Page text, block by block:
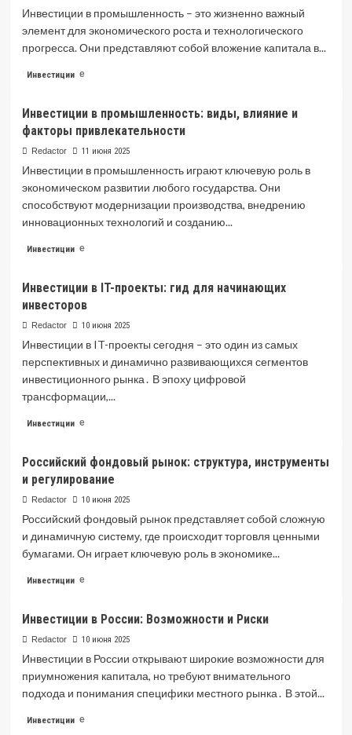
Инвестиции в промышленность – это жизненно важный
элемент для экономического роста и технологического
прогресса. Они представляют собой вложение капитала в...
Читать далееRead
Инвестиции
в
промышленность:
факторы
и
перспективы
Инвестиции
Инвестиции в промышленность: виды, влияние и
факторы привлекательности
Redactor 11 июня 2025
Инвестиции в промышленность играют ключевую роль в
экономическом развитии любого государства. Они
способствуют модернизации производства, внедрению
инновационных технологий и созданию...
Читать далееRead
Инвестиции
в
промышленность:
влияние
и
факторы
привлекательности
Инвестиции
Инвестиции в IT-проекты: гид для начинающих
инвесторов
Redactor 10 июня 2025
Инвестиции в IT-проекты сегодня – это один из самых
перспективных и динамично развивающихся сегментов
инвестиционного рынка․ В эпоху цифровой
трансформации,...
Читать далееRead
Инвестиции
в
IT-
гид
для
начинающих
Инвестиции
Российский фондовый рынок: структура, инструменты
и регулирование
Redactor 10 июня 2025
Российский фондовый рынок представляет собой сложную
и динамичную систему, где происходит торговля ценными
бумагами. Он играет ключевую роль в экономике...
Читать далееRead
Российский
фондовый
структура,
инструменты
и
Инвестиции
Инвестиции в России: Возможности и Риски
Redactor 10 июня 2025
Инвестиции в России открывают широкие возможности для
приумножения капитала, но требуют внимательного
подхода и понимания специфики местного рынка․ В этой...
Читать далееRead
Инвестиции